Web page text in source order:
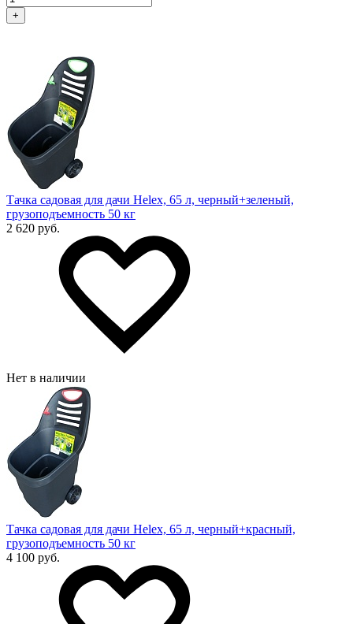
+
Тачка садовая для дачи Helex, 65 л, черный+зеленый,
грузоподъемность 50 кг
2 620 руб.
Нет в наличии
Тачка садовая для дачи Helex, 65 л, черный+красный,
грузоподъемность 50 кг
4 100 руб.